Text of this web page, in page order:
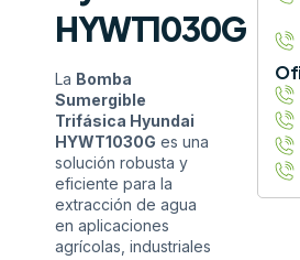
HYWT1030G
La Bomba
Sumergible
Trifásica Hyundai
HYWT1030G es una
solución robusta y
eficiente para la
extracción de agua
en aplicaciones
agrícolas, industriales